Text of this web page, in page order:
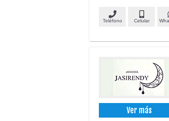
Teléfono Celular
Ver más